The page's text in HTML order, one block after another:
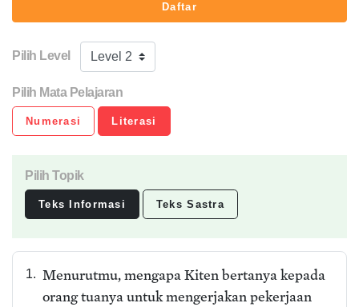
Daftar
Pilih Level Level 2
Pilih Mata Pelajaran
Numerasi Literasi
Pilih Topik
Teks Informasi Teks Sastra
1. Menurutmu, mengapa Kiten bertanya kepada
orang tuanya untuk mengerjakan pekerjaan